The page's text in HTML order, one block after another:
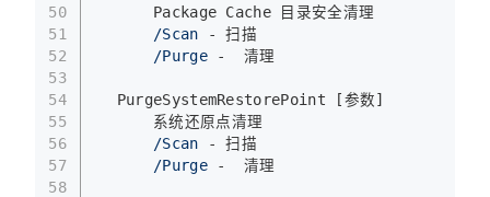
50
51
52
53
54
55
56
57
58
      Package Cache 目录安全清理
/Scan - 扫描
/Purge -  清理
  PurgeSystemRestorePoint [参数]
      系统还原点清理
/Scan - 扫描
/Purge -  清理